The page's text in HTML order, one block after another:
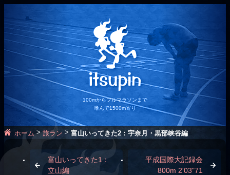
100mからフルマラソンまで
嗜んで1500m寄り
ホーム>旅ラン > 富山いってきた2：宇奈月・黒部峡谷編
富山いってきた1：
立山編
平成国際大記録会
800m 2'03"71